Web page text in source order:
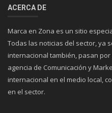
ACERCA DE
Marca en Zona es un sitio
Todas las noticias del sector, ya
internacional también, pasan
agencia de Comunicación y
internacional en el medio local,
en el sector.